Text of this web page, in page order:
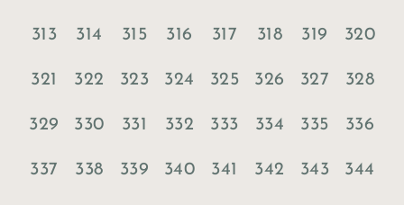
313 314 315 316 317 318 319 320
321 322 323 324 325 326 327 328
329 330 331 332 333 334 335 336
337 338 339 340 341 342 343 344